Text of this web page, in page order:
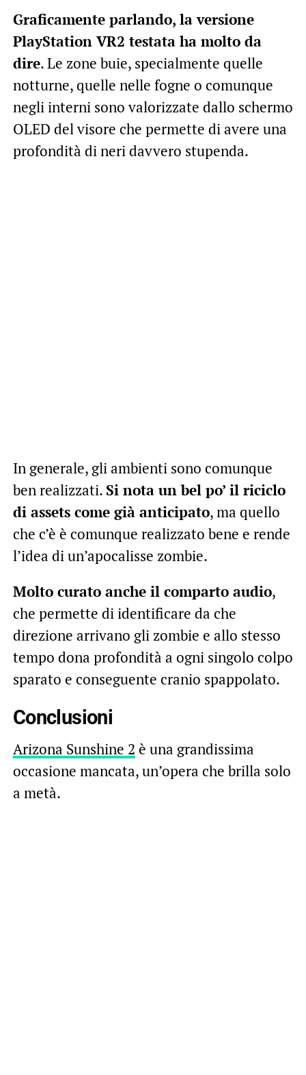
Graficamente parlando, la versione
PlayStation VR2 testata ha molto da
dire. Le zone buie, specialmente quelle
notturne, quelle nelle fogne o comunque
negli interni sono valorizzate dallo schermo
OLED del visore che permette di avere una
profondità di neri davvero stupenda.
In generale, gli ambienti sono comunque
ben realizzati. Si nota un bel po’ il riciclo
di assets come già anticipato, ma quello
che c’è è comunque realizzato bene e rende
l’idea di un’apocalisse zombie.
Molto curato anche il comparto audio,
che permette di identificare da che
direzione arrivano gli zombie e allo stesso
tempo dona profondità a ogni singolo colpo
sparato e conseguente cranio spappolato.
Conclusioni
Arizona Sunshine 2 è una grandissima
occasione mancata, un’opera che brilla solo
a metà.